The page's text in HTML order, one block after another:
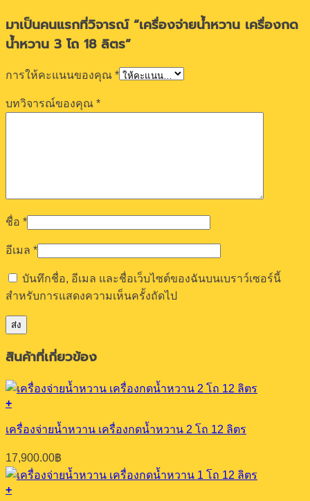
มาเป็นคนแรกที่วิจารณ์ “เครื่องจ่ายน้ำหวาน เครื่องกด
น้ำหวาน 3 โถ 18 ลิตร”
การให้คะแนนของคุณ *
บทวิจารณ์ของคุณ *
ชื่อ *
อีเมล *
บันทึกชื่อ, อีเมล และชื่อเว็บไซต์ของฉันบนเบราว์เซอร์นี้
สำหรับการแสดงความเห็นครั้งถัดไป
สินค้าที่เกี่ยวข้อง
+
เครื่องจ่ายน้ำหวาน เครื่องกดน้ำหวาน 2 โถ 12 ลิตร
17,900.00฿
+